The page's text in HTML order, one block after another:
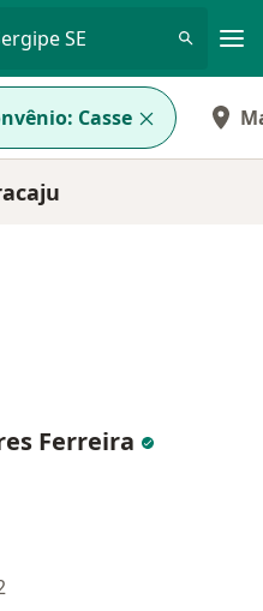
SE
Casse
Ferreira